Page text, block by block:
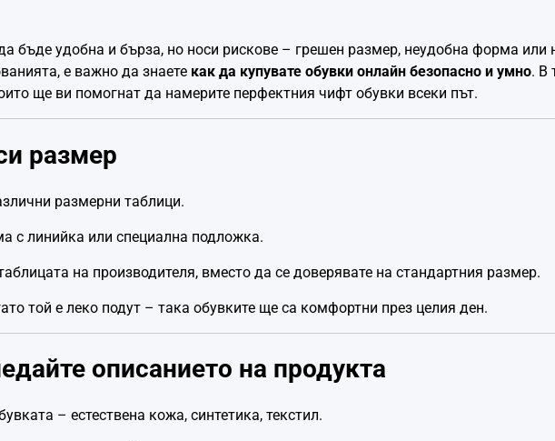
бъде удобна и бърза, но носи рискове – грешен размер, неудобна форма или
е важно да знаете как да купувате обувки онлайн безопасно и умно. В
ще ви помогнат да намерите перфектния чифт обувки всеки път.
размер
размерни таблици.
с линийка или специална подложка.
на производителя, вместо да се доверявате на стандартния размер.
той е леко подут – така обувките ще са комфортни през целия ден.
описанието на продукта
– естествена кожа, синтетика, текстил.